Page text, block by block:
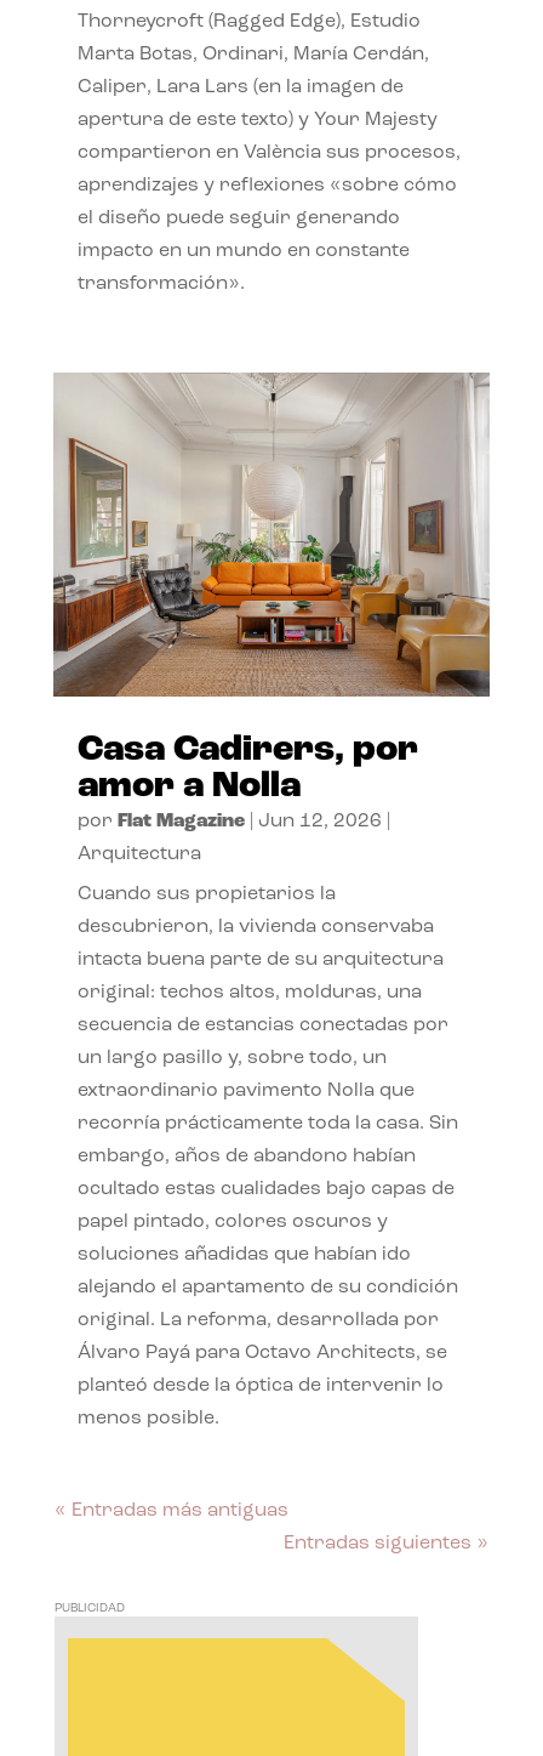
Thorneycroft (Ragged Edge), Estudio
Marta Botas, Ordinari, María Cerdán,
Caliper, Lara Lars (en la imagen de
apertura de este texto) y Your Majesty
compartieron en València sus procesos,
aprendizajes y reflexiones «sobre cómo
el diseño puede seguir generando
impacto en un mundo en constante
transformación».
Casa Cadirers, por
amor a Nolla
por Flat Magazine| Jun 12, 2026
Arquitectura
Cuando sus propietarios la
descubrieron, la vivienda conservaba
intacta buena parte de su arquitectura
original: techos altos, molduras, una
secuencia de estancias conectadas por
un largo pasillo y, sobre todo, un
extraordinario pavimento Nolla que
recorría prácticamente toda la casa. Sin
embargo, años de abandono habían
ocultado estas cualidades bajo capas de
papel pintado, colores oscuros y
soluciones añadidas que habían ido
alejando el apartamento de su condición
original. La reforma, desarrollada por
Álvaro Payá para Octavo Architects, se
planteó desde la óptica de intervenir lo
menos posible.
« Entradas más antiguas
Entradas siguientes »
PUBLICIDAD